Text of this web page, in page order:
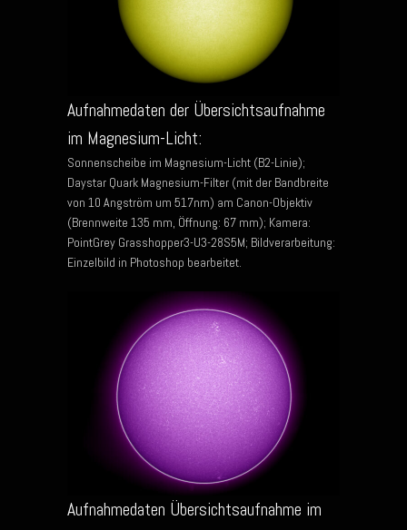
Aufnahmedaten der Übersichtsaufnahme
im Magnesium-Licht:
Sonnenscheibe im Magnesium-Licht (B2-Linie);
Daystar Quark Magnesium-Filter (mit der Bandbreite
von 10 Angström um 517nm) am Canon-Objektiv
(Brennweite 135 mm, Öffnung: 67 mm); Kamera:
PointGrey Grasshopper3-U3-28S5M; Bildverarbeitung:
Einzelbild in Photoshop bearbeitet.
Aufnahmedaten Übersichtsaufnahme im